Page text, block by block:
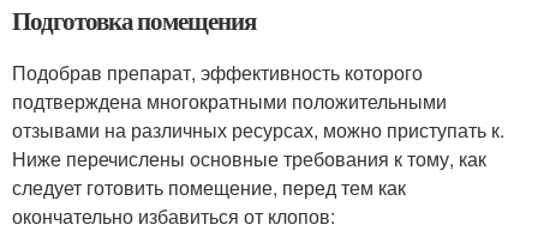
Подготовка помещения
Подобрав препарат, эффективность которого
подтверждена многократными положительными
отзывами на различных ресурсах, можно приступать к.
Ниже перечислены основные требования к тому, как
следует готовить помещение, перед тем как
окончательно избавиться от клопов: